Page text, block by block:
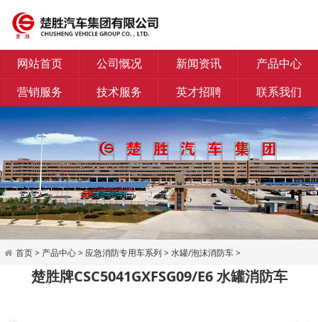
网站首页 公司慨况 新闻资讯
产品中心
营销服务
技术服务 英才招聘 联系我们
首页> 产品中心>应急消防专用车系列>水罐/泡沫消防车>
楚胜牌CSC5041GXFSG09/E6 水罐消防车